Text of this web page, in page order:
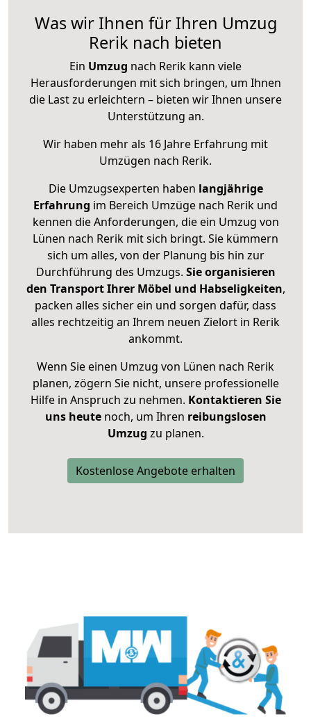
Was wir Ihnen für Ihren Umzug
Rerik nach bieten
Ein Umzug nach Rerik kann viele
Herausforderungen mit sich bringen, um Ihnen
die Last zu erleichtern – bieten wir Ihnen unsere
Unterstützung an.
Wir haben mehr als 16 Jahre Erfahrung mit
Umzügen nach Rerik.
Die Umzugsexperten haben langjährige
Erfahrung im Bereich Umzüge nach Rerik und
kennen die Anforderungen, die ein Umzug von
Lünen nach Rerik mit sich bringt. Sie kümmern
sich um alles, von der Planung bis hin zur
Durchführung des Umzugs. Sie organisieren
den Transport Ihrer Möbel und Habseligkeiten,
packen alles sicher ein und sorgen dafür, dass
alles rechtzeitig an Ihrem neuen Zielort in Rerik
ankommt.
Wenn Sie einen Umzug von Lünen nach Rerik
planen, zögern Sie nicht, unsere professionelle
Hilfe in Anspruch zu nehmen. Kontaktieren Sie
uns heutenoch, um Ihren reibungslosen
Umzug zu planen.
Kostenlose Angebote erhalten